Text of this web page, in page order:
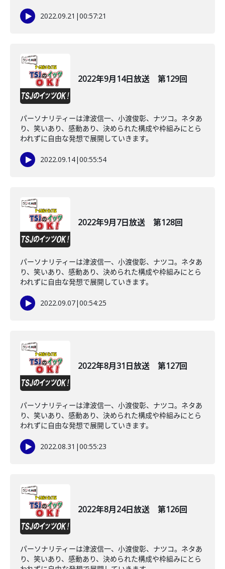
2022.09.21 |00:57:21
2022年9月14日放送 第129回
パーソナリティーは津波信一、小渡俊彰、ナツコ。ネタあ
り、笑いあり、感動あり、決められた構成や枠組みにとら
われずに自由な発想で展開していきます。
2022.09.14|00:55:54
2022年9月7日放送 第128回
パーソナリティーは津波信一、小渡俊彰、ナツコ。ネタあ
り、笑いあり、感動あり、決められた構成や枠組みにとら
われずに自由な発想で展開していきます。
2022.09.07|00:54:25
2022年8月31日放送 第127回
パーソナリティーは津波信一、小渡俊彰、ナツコ。ネタあ
り、笑いあり、感動あり、決められた構成や枠組みにとら
われずに自由な発想で展開していきます。
2022.08.31 |00:55:23
2022年8月24日放送 第126回
パーソナリティーは津波信一、小渡俊彰、ナツコ。ネタあ
り、笑いあり、感動あり、決められた構成や枠組みにとら